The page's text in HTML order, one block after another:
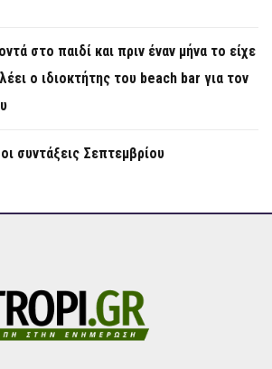
στο παιδί και πριν έναν μήνα το είχε
ο ιδιοκτήτης του beach bar για τον
συντάξεις Σεπτεμβρίου